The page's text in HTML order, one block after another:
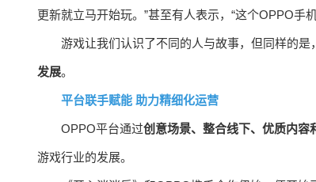
更新就立马开始玩。”甚至有人表示，“这个OPPO手
游戏让我们认识了不同的人与故事，但同样的是，
发展。
平台联手赋能 助力精细化运营
OPPO平台通过创意场景、整合线下、优质内容
游戏行业的发展。